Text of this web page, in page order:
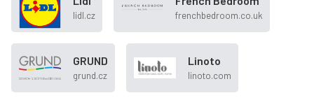
lidl.cz frenchbedroom.co.uk
GRUND
grund.cz
Linoto
linoto.com